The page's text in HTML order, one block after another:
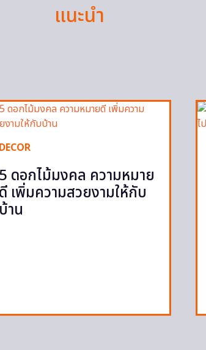
แนะนำ
DECOR
5 ดอกไม้มงคล ความหมาย
ดี เพิ่มความสวยงามให้กับ
บ้าน